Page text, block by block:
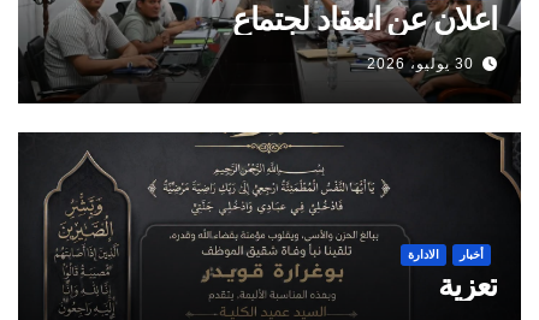
اعلان عن انعقاد لجتماع
30 يوليو، 2026
أخبار الادارة
تعزية